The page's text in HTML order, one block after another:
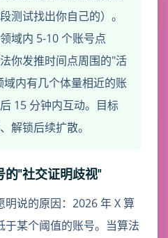
测试找出你自己的）。
域内 5-10 个账号点
你发推时间点周围的"活
内有几个体量相近的账
15 分钟内互动。目标
解锁后续扩散。
的"社交证明歧视"
说的原因：2026 年 X 算
于某个阈值的账号。当算法